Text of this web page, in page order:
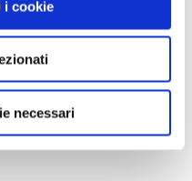
i cookie
necessari